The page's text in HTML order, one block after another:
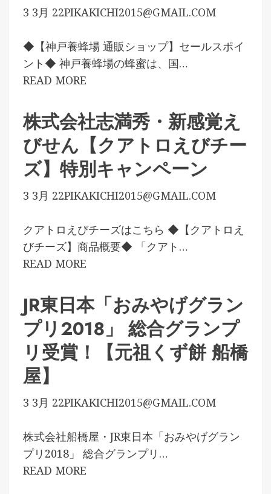
3 3月 22PIKAKICHI2015@GMAIL.COM
◆【神戸養蜂場 通販ショップ】セールスポイ
ント◆ 神戸養蜂場の蜂蜜は、国…
READ MORE
株式会社志満秀・新感覚え
びせん【クアトロえびチー
ズ】特別キャンペーン
3 3月 22PIKAKICHI2015@GMAIL.COM
クアトロえびチーズはこちら ◆【クアトロえ
びチーズ】商品概要◆ 「クアト…
READ MORE
JR東日本「おみやげグラン
プリ2018」 総合グランプ
リ受賞！【元祖くず餅 船橋
屋】
3 3月 22PIKAKICHI2015@GMAIL.COM
株式会社船橋屋・JR東日本「おみやげグラン
プリ2018」 総合グランプリ…
READ MORE